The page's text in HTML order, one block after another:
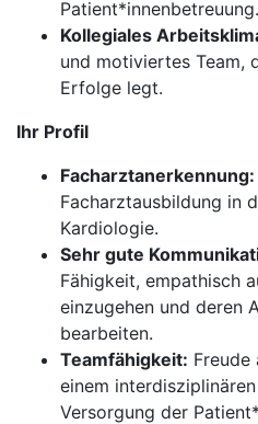
Patient*innenbetreuung.
Kollegiales
und motiviertes Team,
Erfolge legt.
Ihr Profil
Facharztanerkennung:
Facharztausbildung in
Kardiologie.
Sehr gute
Fähigkeit, empathisch
einzugehen und deren
bearbeiten.
Teamfähigkeit: Freude
einem
Versorgung der